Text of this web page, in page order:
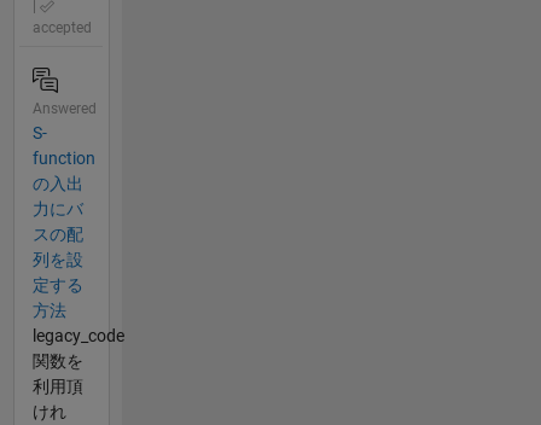
accepted
Answered
S-
function
の入出
力にバ
スの配
列を設
定する
方法
legacy_code
関数を
利用頂
けれ